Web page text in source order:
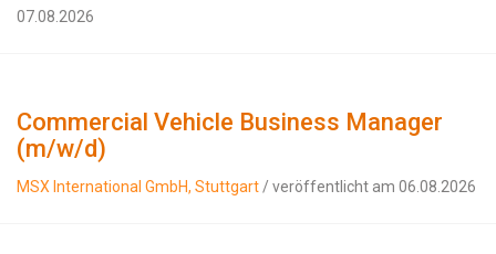
07.08.2026
Commercial Vehicle Business Manager
(m/w/d)
MSX International GmbH, Stuttgart / veröffentlicht am 06.08.2026